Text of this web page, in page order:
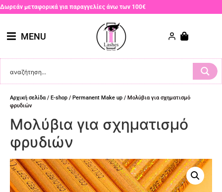
Δωρεάν μεταφορικά για παραγγελίες άνω των 100€
MENU
Αρχική σελίδα / E-shop / Permanent Make up / Μολύβια για σχηματισμό
φρυδιών
Μολύβια για σχηματισμό
φρυδιών